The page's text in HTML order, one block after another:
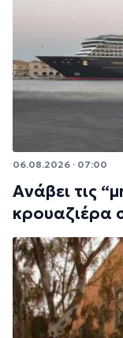
06.08.2026 · 07:00
Ανάβει τις
κρουαζιέρα